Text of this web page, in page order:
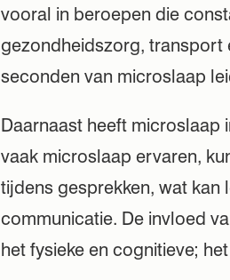
vooral in beroepen die
gezondheidszorg, transport
seconden van microslaap
Daarnaast heeft microslaap
vaak microslaap ervaren,
tijdens gesprekken, wat
communicatie. De invloed
het fysieke en cognitieve;